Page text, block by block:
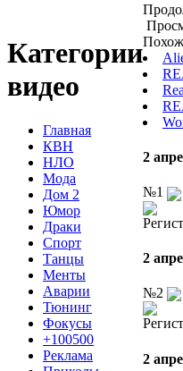
Категории
видео
Главная
КВН
НЛО
Мода
Дом 2
Юмор
Драки
Спорт
Танцы
Менты
Аварии
Тюнинг
Фокусы
+100500
Реклама
2
№1
2
№2
2